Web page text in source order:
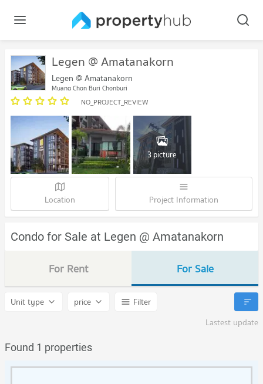
Legen @ Amatanakorn
Legen @ Amatanakorn
Muang Chon Buri Chonburi
NO_PROJECT_REVIEW
3 picture
Location Project Information
Condo for Sale at Legen @ Amatanakorn
For Rent For Sale
Unit type price
Filter
Lastest update
Found 1 properties